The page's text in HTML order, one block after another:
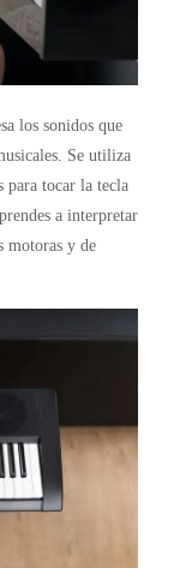
los sonidos que
Se utiliza
para tocar la tecla
a interpretar
motoras y de